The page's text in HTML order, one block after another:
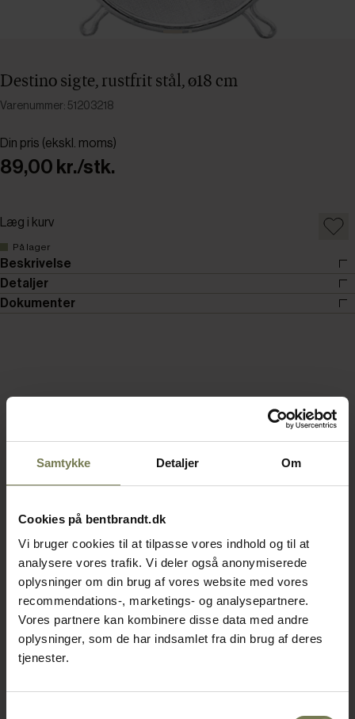
Samtykke Detaljer Om
Cookies på bentbrandt.dk
Vi bruger cookies til at tilpasse vores indhold og til at
analysere vores trafik. Vi deler også anonymiserede
oplysninger om din brug af vores website med vores
recommendations-, marketings- og analysepartnere.
Vores partnere kan kombinere disse data med andre
oplysninger, som de har indsamlet fra din brug af deres
tjenester.
Destino sigte, rustfrit stål, ø18 cm
Varenummer: 51203218
Din pris (ekskl. moms)
89,00 kr./stk.
Læg i kurv
På lager
Beskrivelse
Detaljer
Dokumenter